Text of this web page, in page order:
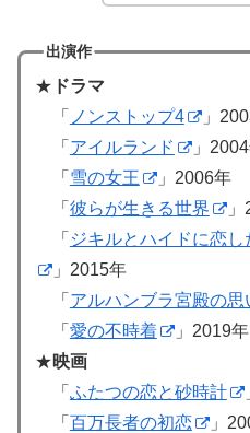
出演作
★ ドラマ
「 ノンストップ4
」
「 アイルランド
」
「 雪の女王
」2006年
「 彼らが生きる世界
」
「 ジキルとハイドに恋
」2015年
「 アルハンブラ宮殿の思
「 愛の不時着
」2019年
★映画
「 ふたつの恋と砂時計
「 百万長者の初恋
」